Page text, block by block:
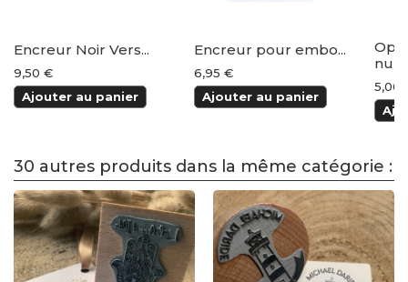
Encreur Noir Vers...
9,50 €
Ajouter au panier
Encreur pour embo...
6,95 €
Ajouter au panier
5,00
30 autres produits dans la même catégorie :